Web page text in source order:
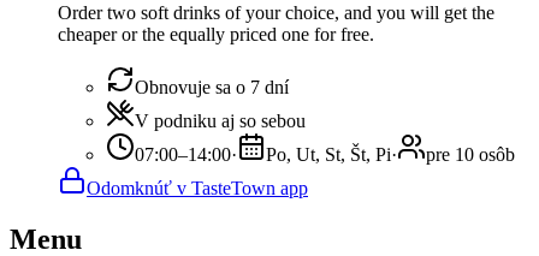
Order two soft drinks of your choice, and you will get the
cheaper or the equally priced one for free.
Obnovuje sa o 7 dní
V podniku aj so sebou
07:00–14:00· Po, Ut, St, Št, Pi·
pre 10 osôb
Odomknúť v TasteTown app
Menu